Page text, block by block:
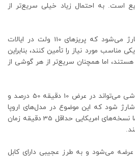
شارژ سریع است. به احتمال زیاد خیلی سریع‌تر از
وان پلاس 11 آنقدر سریع شارژ می‌شود که پریزهای 110 ولت در ایالات
مناسب مورد نیاز را تأمین کنند، بنابراین
هستند، اما همچنان سریع‌تر از هر گوشی از
وان‌پلاس می گوید که این گوشی می‌تواند در عرض 10 دقیقه 50 درصد و
دقیقه 100 درصد شارژ شود که این موضوع در مدل‌های اروپا
تست شد و واقعیت داشت اما نسخه‌های امریکایی حداقل 35 دقیقه زمان
شارژر عرضه می‌شود و به طرز عجیبی دارای کابل